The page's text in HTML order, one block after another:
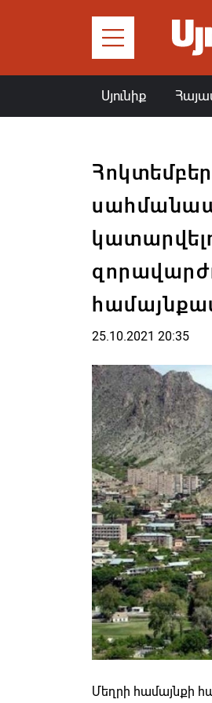
Սյունիք
25.10.2021 20:35
Մեղրի համայնքի